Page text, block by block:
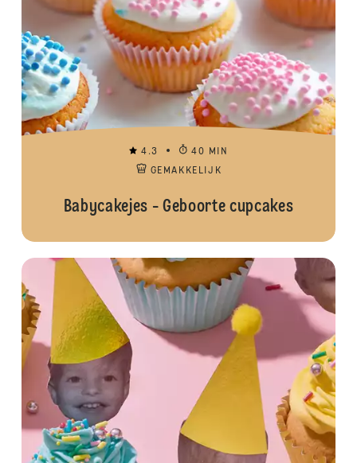
4.3
40 MIN
GEMAKKELIJK
Babycakejes - Geboorte cupcakes